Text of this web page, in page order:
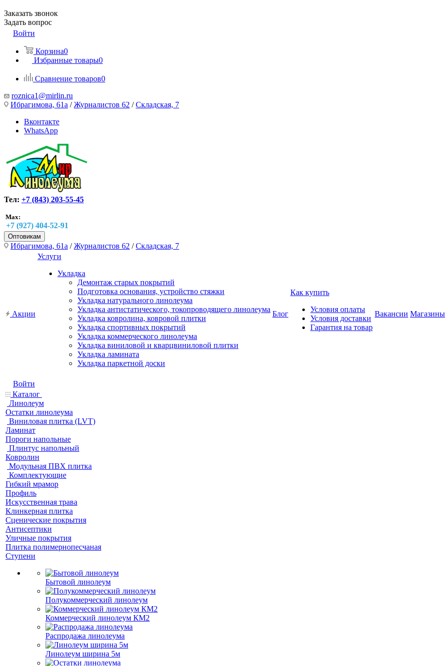
Заказать звонок
Задать вопрос
Войти
Корзина0
Избранные товары0
Сравнение товаров0
roznica1@mirlin.ru
Ибрагимова, 61а /Журналистов 62 /Складская, 7
Вконтакте
WhatsApp
Тел: +7 (843) 203-55-45
Max:
+7 (927) 404-52-91
Оптовикам
Ибрагимова, 61а /Журналистов 62 /Складская, 7
Акции
Услуги
Укладка
Демонтаж старых покрытий
Подготовка основания, устройство стяжки
Укладка натурального линолеума
Укладка антистатического, токопроводящего линолеума
Укладка ковролина, ковровой плитки
Укладка спортивных покрытий
Укладка коммерческого линолеума
Укладка виниловой и кварцвиниловой плитки
Укладка ламината
Укладка паркетной доски
Блог
Как купить
Условия оплаты
Условия доставки
Гарантия на товар
Вакансии Магазины
Войти
Каталог
Линолеум
Остатки линолеума
Виниловая плитка (LVT)
Ламинат
Пороги напольные
Плинтус напольный
Ковролин
Модульная ПВХ плитка
Комплектующие
Гибкий мрамор
Профиль
Искусственная трава
Клинкерная плитка
Сценические покрытия
Антисептики
Уличные покрытия
Плитка полимернопесчаная
Ступени
Бытовой линолеум
Полукоммерческий линолеум
Коммерческий линолеум КМ2
Распродажа линолеума
Линолеум ширина 5м